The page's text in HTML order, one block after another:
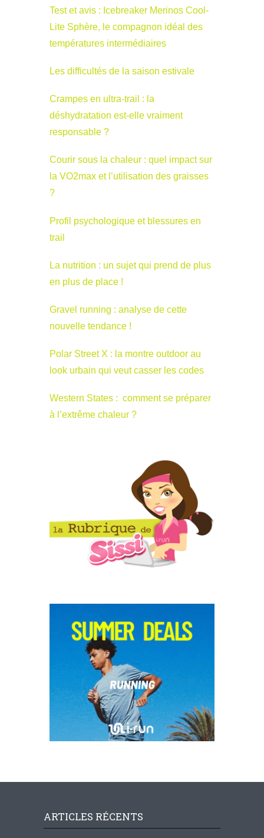
Test et avis : Icebreaker Merinos Cool-
Lite Sphère, le compagnon idéal des
températures intermédiaires
Les difficultés de la saison estivale
Crampes en ultra-trail : la
déshydratation est-elle vraiment
responsable ?
Courir sous la chaleur : quel impact sur
la VO2max et l’utilisation des graisses
?
Profil psychologique et blessures en
trail
La nutrition : un sujet qui prend de plus
en plus de place !
Gravel running : analyse de cette
nouvelle tendance !
Polar Street X : la montre outdoor au
look urbain qui veut casser les codes
Western States : comment se préparer
à l’extrême chaleur ?
ARTICLES RÉCENTS